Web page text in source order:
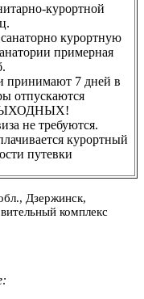
курортной
курортную
примерная
принимают 7 дней в
отпускаются
не требуются.
курортный
путевки
., Дзержинск,
комплекс